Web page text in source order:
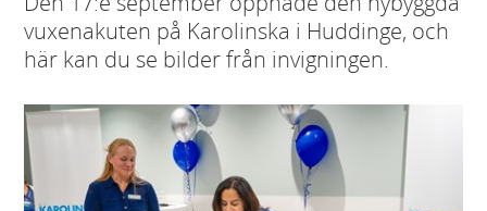
vuxenakuten på Karolinska i Huddinge, och
här kan du se bilder från invigningen.